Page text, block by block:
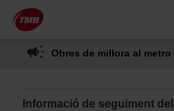
Salta al contingut principal
Saltar
al
contingut
Obres de millora al metro
Informació de seguiment